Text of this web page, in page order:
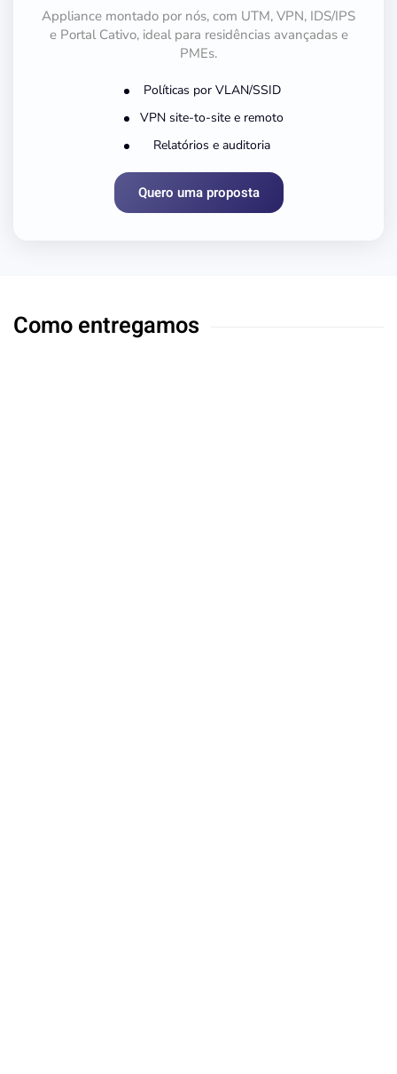
Appliance montado por nós, com UTM, VPN, IDS/IPS
e Portal Cativo, ideal para residências avançadas e
PMEs.
Políticas por VLAN/SSID
VPN site-to-site e remoto
Relatórios e auditoria
Quero uma proposta
Como entregamos